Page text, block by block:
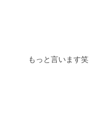
もっと言います笑